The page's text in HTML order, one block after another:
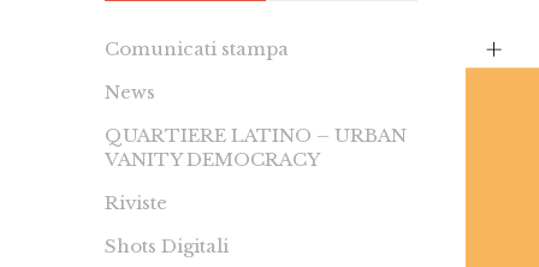
Comunicati stampa
News
QUARTIERE LATINO – URBAN
VANITY DEMOCRACY
Riviste
Shots Digitali